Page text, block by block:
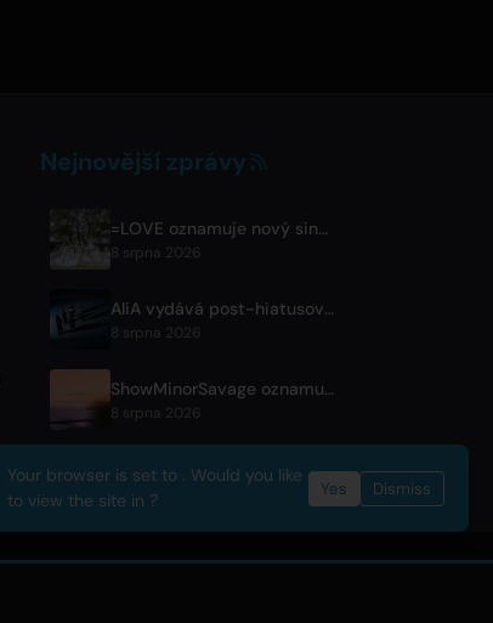
Nejnovější zprávy
=LOVE oznamuje nový singl 'Koi, Hajimemashita.' a koncerty v Tokyo Dome
8 srpna 2026
AliA vydává post-hiatusové album 'mate' a oznamuje živák v Tokiu
8 srpna 2026
ShowMinorSavage oznamuje nový digitální singl 'Gradation'
8 srpna 2026
Your browser is set to . Would you like
to view the site in ?
Yes Dismiss